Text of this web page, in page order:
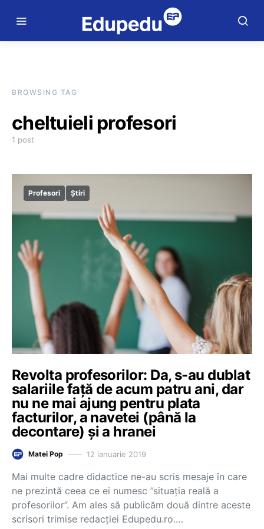
BROWSING TAG
cheltuieli profesori
1 post
Profesori Știri
Revolta profesorilor: Da, s-au dublat
salariile față de acum patru ani, dar
nu ne mai ajung pentru plata
facturilor, a navetei (până la
decontare) și a hranei
Matei Pop 12 ianuarie 2019
Mai multe cadre didactice ne-au scris mesaje în care
ne prezintă ceea ce ei numesc ”situația reală a
profesorilor”. Am ales să publicăm două dintre aceste
scrisori trimise redacției Edupedu.ro.…